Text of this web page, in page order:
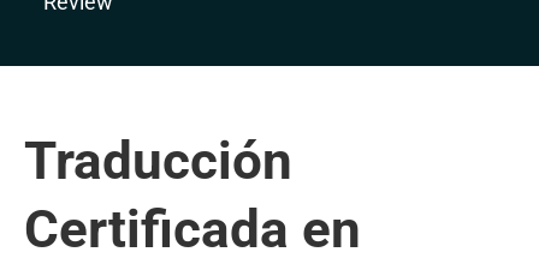
Traducción
Certificada en